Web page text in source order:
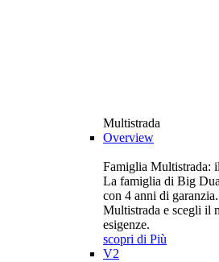
Multistrada
Overview
Famiglia Multistrada:
La famiglia di Big
con 4 anni di
Multistrada e scegli il
esigenze.
scopri di Più
V2